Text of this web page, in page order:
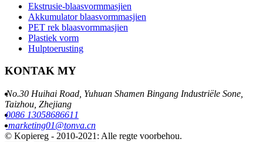
Ekstrusie-blaasvormmasjien
Akkumulator blaasvormmasjien
PET rek blaasvormmasjien
Plastiek vorm
Hulptoerusting
KONTAK MY
No.30 Huihai Road, Yuhuan Shamen Bingang Industriële Sone,
Taizhou, Zhejiang
0086 13058686611
marketing01@tonva.cn
© Kopiereg - 2010-2021: Alle regte voorbehou.